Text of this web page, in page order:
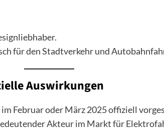
für den Stadtverkehr und
Auswirkungen
Februar oder März 2025 offiziell
Akteur im Markt für